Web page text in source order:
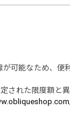
可能なため、便
された限度額と異